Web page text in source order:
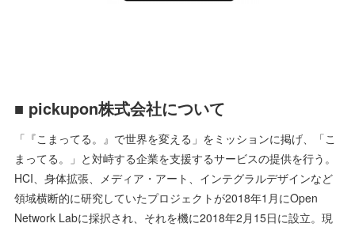
■ pickupon株式会社について
「『こまってる。』で世界を変える」をミッションに掲げ、「こ
まってる。」と対峙する企業を支援するサービスの提供を行う。
HCI、身体拡張、メディア・アート、インテグラルデザインなど
領域横断的に研究していたプロジェクトが2018年1月にOpen
Network Labに採択され、それを機に2018年2月15日に設立。現